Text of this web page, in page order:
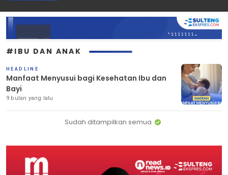
#IBU DAN ANAK
HEADLINE
Manfaat Menyusui bagi Kesehatan Ibu dan
Bayi
9 bulan yang lalu
Sudah ditampilkan semua